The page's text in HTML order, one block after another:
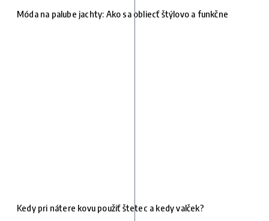
Móda na palube jachty: Ako sa obliecť štýlovo a funkčne
Kedy pri nátere kovu použiť štetec a kedy valček?